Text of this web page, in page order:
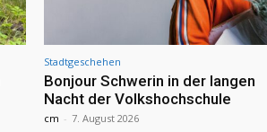
Stadtgeschehen
Bonjour Schwerin in der langen
Nacht der Volkshochschule
cm - 7. August 2026